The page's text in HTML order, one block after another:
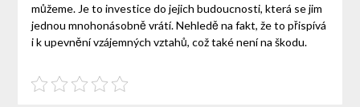
můžeme. Je to investice do jejich budoucnosti, která se jim
jednou mnohonásobně vrátí. Nehledě na fakt, že to přispívá
i k upevnění vzájemných vztahů, což také není na škodu.